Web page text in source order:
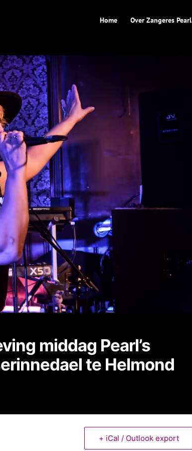
Home Over Zangeres Pearl
middag Pearl’s
te Helmond
+ iCal / Outlook export